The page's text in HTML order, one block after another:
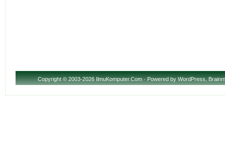
Copyright© 2003-2026 IlmuKomputer.Com · Powered byWordPress,